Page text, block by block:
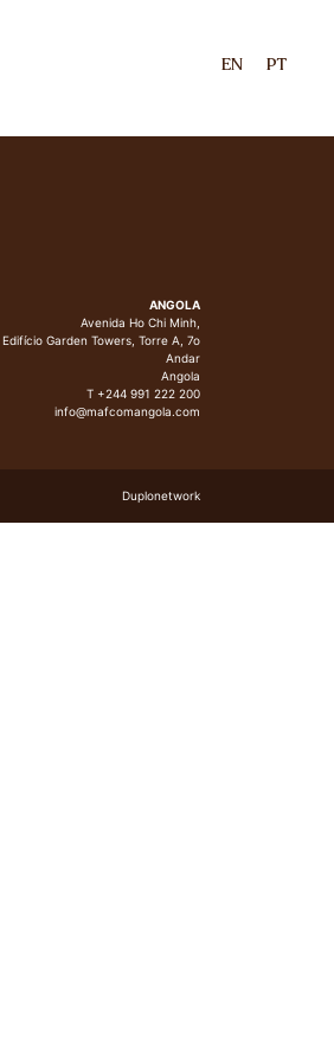
EN PT
ANGOLA
Avenida Ho Chi Minh,
Edifício Garden Towers, Torre A, 7o
Andar
Angola
T +244 991 222 200
info@mafcomangola.com
Duplonetwork